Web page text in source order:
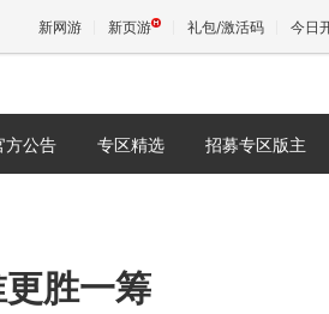
新网游 新页游 礼包/激活码 今日
方公告 专区精选 招募专区版主
更胜一筹